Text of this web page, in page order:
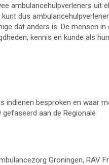
ambulancehulpverleners uit
dus
dat anders is. De mensen in
kennis en kunde als hun
indienen besproken en waar
aan de Regionale
Groningen, RAV